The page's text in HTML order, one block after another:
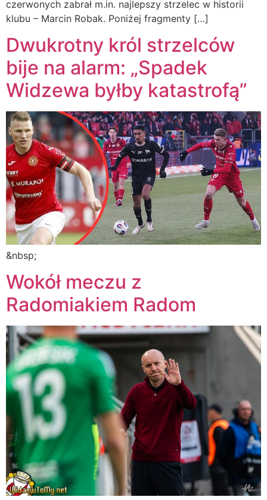
czerwonych zabrał m.in. najlepszy strzelec w historii
klubu – Marcin Robak. Poniżej fragmenty […]
Dwukrotny król strzelców
bije na alarm: „Spadek
Widzewa byłby katastrofą”
&nbsp;
Wokół meczu z
Radomiakiem Radom